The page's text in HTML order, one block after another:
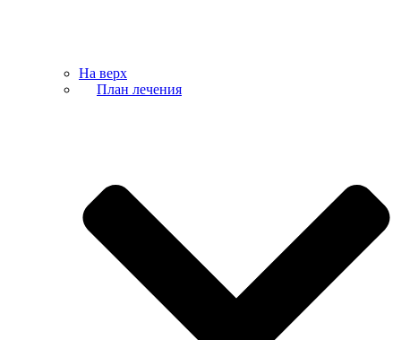
На верх
План лечения